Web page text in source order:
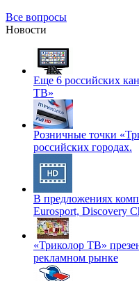
Все вопросы
Новости
Еще 6 российских
ТВ»
Розничные точки
российских городах.
В предложениях
Eurosport, Discovery
«Триколор ТВ»
рекламном рынке